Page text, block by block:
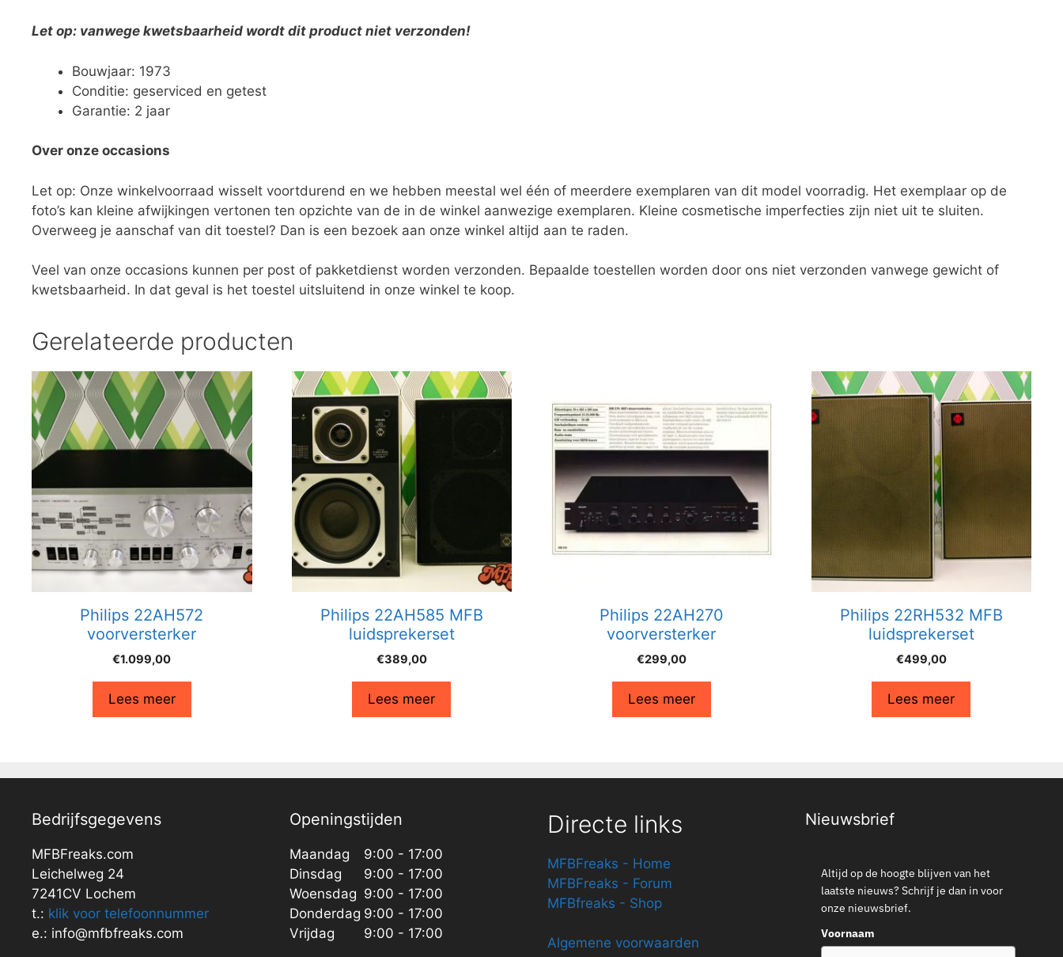
Let op: vanwege kwetsbaarheid wordt dit product niet verzonden!
Bouwjaar: 1973
Conditie: geserviced en getest
Garantie: 2 jaar
Over onze occasions
Let op: Onze winkelvoorraad wisselt voortdurend en we hebben meestal wel één of meerdere exemplaren van dit model voorradig. Het exemplaar op de
foto’s kan kleine afwijkingen vertonen ten opzichte van de in de winkel aanwezige exemplaren. Kleine cosmetische imperfecties zijn niet uit te sluiten.
Overweeg je aanschaf van dit toestel? Dan is een bezoek aan onze winkel altijd aan te raden.
Veel van onze occasions kunnen per post of pakketdienst worden verzonden. Bepaalde toestellen worden door ons niet verzonden vanwege gewicht of
kwetsbaarheid. In dat geval is het toestel uitsluitend in onze winkel te koop.
Gerelateerde producten
Philips 22AH572
voorversterker
€1.099,00
Lees meer
Philips 22AH585 MFB
luidsprekerset
€389,00
Lees meer
Philips 22AH270
voorversterker
€299,00
Lees meer
Philips 22RH532 MFB
luidsprekerset
€499,00
Lees meer
Bedrijfsgegevens
MFBFreaks.com
Leichelweg 24
7241CV Lochem
t.: klik voor telefoonnummer
e.: info@mfbfreaks.com
Openingstijden
Maandag
Dinsdag
Woensdag
Donderdag
Vrijdag
9:00 - 17:00
9:00 - 17:00
9:00 - 17:00
9:00 - 17:00
9:00 - 17:00
Directe links
MFBFreaks - Home
MFBFreaks - Forum
MFBfreaks - Shop
Algemene voorwaarden
Nieuwsbrief
Altijd op de hoogte blijven van het
laatste nieuws? Schrijf je dan in voor
onze nieuwsbrief.
Voornaam